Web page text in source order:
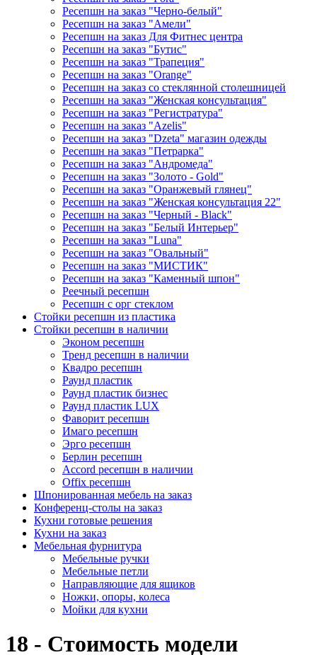
Ресепшн на заказ "Черно-белый"
Ресепшн на заказ "Амели"
Ресепшн на заказ Для Фитнес центра
Ресепшн на заказ "Бутис"
Ресепшн на заказ "Трапеция"
Ресепшн на заказ "Orange"
Ресепшн на заказ со стеклянной столешницей
Ресепшн на заказ "Женская консультация"
Ресепшн на заказ "Регистратура"
Ресепшн на заказ "Azelis"
Ресепшн на заказ "Dzeta" магазин одежды
Ресепшн на заказ "Петрарка"
Ресепшн на заказ "Андромеда"
Ресепшн на заказ "Золото - Gold"
Ресепшн на заказ "Оранжевый глянец"
Ресепшн на заказ "Женская консультация 22"
Ресепшн на заказ "Черный - Black"
Ресепшн на заказ "Белый Интерьер"
Ресепшн на заказ "Luna"
Ресепшн на заказ "Овальный"
Ресепшн на заказ "МИСТИК"
Ресепшн на заказ "Каменный шпон"
Реечный ресепшн
Ресепшн с орг стеклом
Стойки ресепшн из пластика
Стойки ресепшн в наличии
Эконом ресепшн
Тренд ресепшн в наличии
Квадро ресепшн
Раунд пластик
Раунд пластик бизнес
Раунд пластик LUX
Фаворит ресепшн
Имаго ресепшн
Эрго ресепшн
Берлин ресепшн
Accord ресепшн в наличии
Offix ресепшн
Шпонированная мебель на заказ
Конференц-столы на заказ
Кухни готовые решения
Кухни на заказ
Мебельная фурнитура
Мебельные ручки
Мебельные петли
Направляющие для ящиков
Ножки, опоры, колеса
Мойки для кухни
18 - Стоимость модели